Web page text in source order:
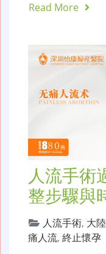
Read More
人流手術
整步驟與
人流手術, 大
痛人流, 終止懷孕